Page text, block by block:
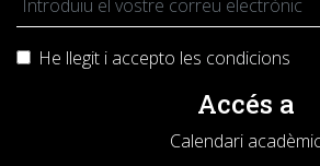
He llegit i accepto les condicions
Accés a
Calendari